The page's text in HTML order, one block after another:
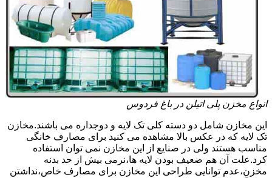
انواع مخزن پلی اتیلن در باغ فردوس
این مخازن شامل دو دسته کلی تک لایه و دوجداره می باشند.مخازن
تک لایه که در عکس بالا مشاهده می کنید برای مصارف خانگی
مناسب هستند ولی در صنایع از این مخازن نمی توان استفاده
کرد.علت آن هم ضعیف بودن لایه ها،نرمی بیش از حد بدنه
مخزن،عدم توانایی طراحی این مخازن برای مصارف خاص،نداشتن